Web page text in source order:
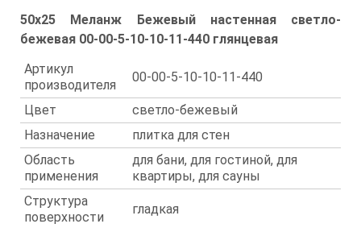
50x25 Меланж Бежевый настенная светло-
бежевая 00-00-5-10-10-11-440 глянцевая
Артикул
производителя
00-00-5-10-10-11-440
Цвет
светло-бежевый
Назначение
плитка для стен
Область
применения
для бани, для гостиной, для
квартиры, для сауны
Структура
поверхности
гладкая